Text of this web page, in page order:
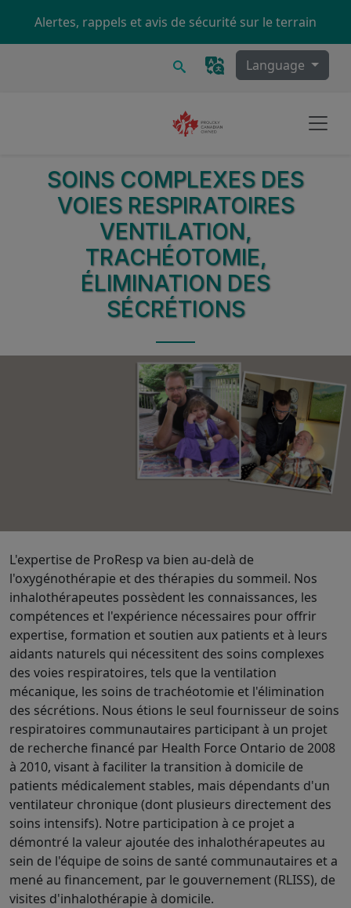
Alertes, rappels et avis de sécurité sur le terrain
RechercheLanguage
SOINS COMPLEXES DES
VOIES RESPIRATOIRES
VENTILATION,
TRACHÉOTOMIE,
ÉLIMINATION DES
SÉCRÉTIONS
L'expertise de ProResp va bien au-delà de
l'oxygénothérapie et des thérapies du sommeil. Nos
inhalothérapeutes possèdent les connaissances, les
compétences et l'expérience nécessaires pour offrir
expertise, formation et soutien aux patients et à leurs
aidants naturels qui nécessitent des soins complexes
des voies respiratoires, tels que la ventilation
mécanique, les soins de trachéotomie et l'élimination
des sécrétions. Nous étions le seul fournisseur de soins
respiratoires communautaires participant à un projet
de recherche financé par Health Force Ontario de 2008
à 2010, visant à faciliter la transition à domicile de
patients médicalement stables, mais dépendants d'un
ventilateur chronique (dont plusieurs directement des
soins intensifs). Notre participation à ce projet a
démontré la valeur ajoutée des inhalothérapeutes au
sein de l'équipe de soins de santé communautaires et a
mené au financement, par le gouvernement (RLISS), de
visites d'inhalothérapie à domicile.